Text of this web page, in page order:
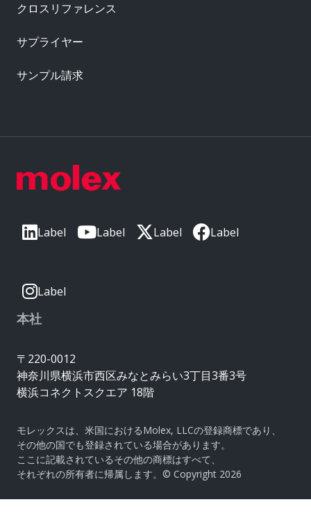
Label Label Label Label
Label
本社
〒220-0012
神奈川県横浜市西区みなとみらい3丁目3番3号
横浜コネクトスクエア 18階
モレックスは、米国におけるMolex, LLCの登録商標であり、
その他の国でも登録されている場合があります。
ここに記載されているその他の商標はすべて、
それぞれの所有者に帰属します。© Copyright 2026
クロスリファレンス
サプライヤー
サンプル請求